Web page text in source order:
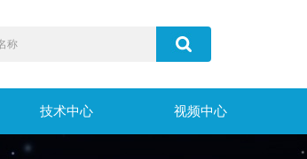
技术中心 视频中心